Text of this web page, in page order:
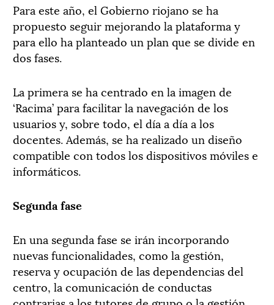
Para este año, el Gobierno riojano se ha
propuesto seguir mejorando la plataforma y
para ello ha planteado un plan que se divide en
dos fases.
La primera se ha centrado en la imagen de
‘Racima’ para facilitar la navegación de los
usuarios y, sobre todo, el día a día a los
docentes. Además, se ha realizado un diseño
compatible con todos los dispositivos móviles e
informáticos.
Segunda fase
En una segunda fase se irán incorporando
nuevas funcionalidades, como la gestión,
reserva y ocupación de las dependencias del
centro, la comunicación de conductas